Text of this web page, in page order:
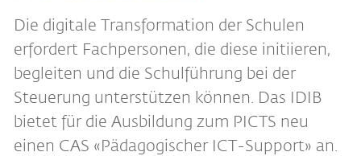
Die digitale Transformation der Schulen
erfordert Fachpersonen, die diese initiieren,
begleiten und die Schulführung bei der
Steuerung unterstützen können. Das IDIB
bietet für die Ausbildung zum PICTS neu
einen CAS «Pädagogischer ICT-Support» an.